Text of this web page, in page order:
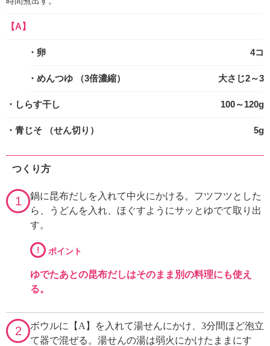
【A】
・卵 4コ
・めんつゆ （3倍濃縮） 大さじ2～3
・しらす干し 100～120g
・青じそ （せん切り） 5g
つくり方
1
鍋に昆布だしを入れて中火にかける。フツフツとした
ら、うどんを入れ、ほぐすようにサッとゆでて取り出
す。
! ポイント
ゆでたあとの昆布だしはそのまま別の料理にも使え
る。
2
ボウルに【A】を入れて湯せんにかけ、3分間ほど泡立
て器で混ぜる。湯せんの湯は弱火にかけたままにす